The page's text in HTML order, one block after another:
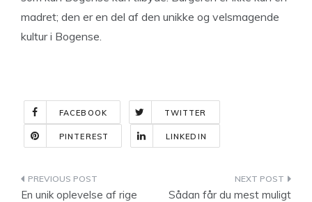
madret; den er en del af den unikke og velsmagende
kultur i Bogense.
FACEBOOK TWITTER
PINTEREST LINKEDIN
Indlægsnavigation
En unik oplevelse af rige
Sådan får du mest muligt